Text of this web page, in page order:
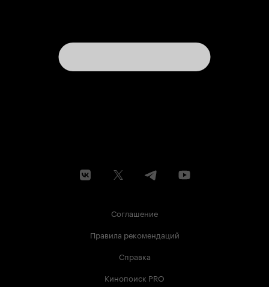
Соглашение
Правила рекомендаций
Справка
Кинопоиск PRO